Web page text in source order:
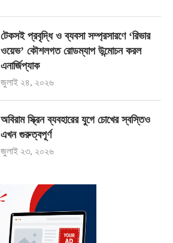
টেকসই প্রবৃদ্ধি ও ব্যবসা সম্প্রসারণে ‘রিভার
ওয়েভ’ কৌশলগত রোডম্যাপ উন্মোচন করল
এনার্জিপ্যাক
জুলাই ২৪, ২০২৬
অবিরাম স্ক্রিন ব্যবহারের যুগে চোখের স্বস্তিও
এখন গুরুত্বপূর্ণ
জুলাই ২৩, ২০২৬